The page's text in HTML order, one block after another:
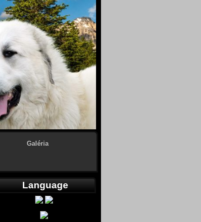
Galéria
Language